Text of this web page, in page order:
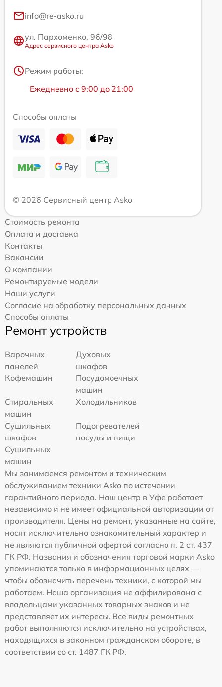
info@re-asko.ru
ул. Пархоменко, 96/98
Адрес сервисного центра Asko
Режим работы:
Ежедневно с 9:00 до 21:00
Способы оплаты
© 2026 Сервисный центр Asko
Стоимость ремонта
Оплата и доставка
Контакты
Вакансии
О компании
Ремонтируемые модели
Наши услуги
Согласие на обработку персональных данных
Способы оплаты
Ремонт устройств
Варочных
панелей
Духовых
шкафов
Кофемашин
Посудомоечных
машин
Стиральных
машин
Холодильников
Сушильных
шкафов
Подогревателей
посуды и пищи
Сушильных
машин
Мы занимаемся ремонтом и техническим
обслуживанием техники Asko по истечении
гарантийного периода. Наш центр в Уфе работает
независимо и не имеет официальной авторизации от
производителя. Цены на ремонт, указанные на сайте,
носят исключительно ознакомительный характер и
не являются публичной офертой согласно п. 2 ст. 437
ГК РФ. Названия и обозначения торговой марки Asko
упоминаются только в информационных целях —
чтобы обозначить перечень техники, с которой мы
работаем. Наша организация не аффилирована с
владельцами указанных товарных знаков и не
представляет их интересы. Все виды ремонтных
работ выполняются исключительно на устройствах,
находящихся в законном гражданском обороте, в
соответствии со ст. 1487 ГК РФ.